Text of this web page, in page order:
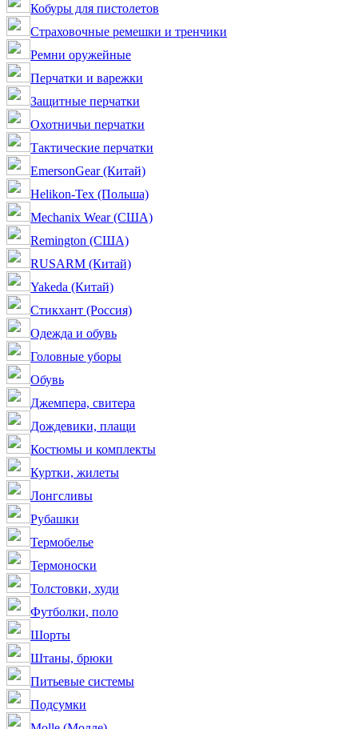
Кобуры для пистолетов
Страховочные ремешки и тренчики
Ремни оружейные
Перчатки и варежки
Защитные перчатки
Охотничьи перчатки
Тактические перчатки
EmersonGear (Китай)
Helikon-Tex (Польша)
Mechanix Wear (США)
Remington (США)
RUSARM (Китай)
Yakeda (Китай)
Стикхант (Россия)
Одежда и обувь
Головные уборы
Обувь
Джемпера, свитера
Дождевики, плащи
Костюмы и комплекты
Куртки, жилеты
Лонгсливы
Рубашки
Термобелье
Термоноски
Толстовки, худи
Футболки, поло
Шорты
Штаны, брюки
Питьевые системы
Подсумки